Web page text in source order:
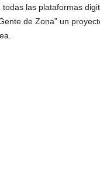
todas las plataformas
de Zona” un